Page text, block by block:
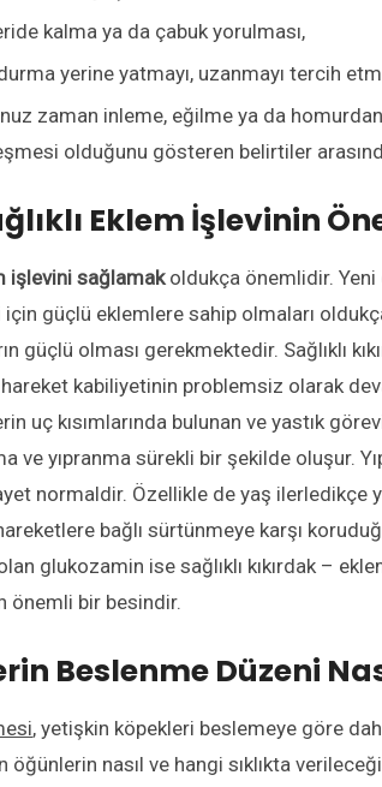
kalma ya da çabuk yorulması,
yerine yatmayı, uzanmayı tercih
zaman inleme, eğilme ya da
olduğunu gösteren belirtiler
Eklem İşlevinin
işlevini sağlamakoldukça önemlidir. Yeni
için güçlü eklemlere sahip olmaları
güçlü olması gerekmektedir. Sağlıklı
kabiliyetinin problemsiz olarak
uç kısımlarında bulunan ve yastık
ve yıpranma sürekli bir şekilde oluşur.
normaldir. Özellikle de yaş ilerledikçe
bağlı sürtünmeye karşı
glukozamin ise sağlıklı kıkırdak –
önemli bir besindir.
Beslenme Düzeni
, yetişkin köpekleri beslemeye göre
öğünlerin nasıl ve hangi sıklıkta